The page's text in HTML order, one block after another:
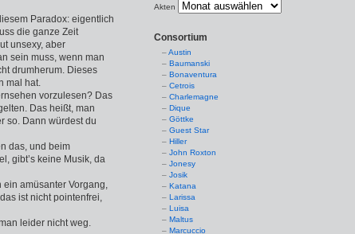
Paradox: eigentlich
die ganze Zeit
unsexy, aber
sein muss, wenn man
drumherum. Dieses
mal hat.
vorzulesen? Das
Das heißt, man
so. Dann würdest du
das, und beim
gibt’s keine Musik, da
amüsanter Vorgang,
ist nicht pointenfrei,
leider nicht weg.
Akten
Consortium
Austin
Baumanski
Bonaventura
Cetrois
Charlemagne
Dique
Göttke
Guest Star
Hiller
John Roxton
Jonesy
Josik
Katana
Larissa
Luisa
Maltus
Marcuccio